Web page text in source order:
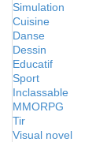
Simulation
Cuisine
Danse
Dessin
Educatif
Sport
Inclassable
MMORPG
Tir
Visual novel